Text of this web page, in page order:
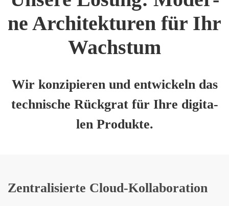
ne Archi­tek­tu­ren für Ihr
Wachs­tum
Wir kon­zi­pie­ren und ent­wi­ckeln das
tech­ni­sche Rück­grat für Ihre digi­ta­
len Pro­duk­te.
Zen­tra­li­sier­te Cloud-Kol­la­bo­ra­ti­on